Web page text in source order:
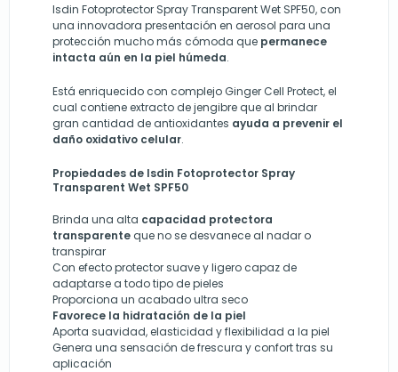
Isdin Fotoprotector Spray Transparent Wet SPF50, con
una innovadora presentación en aerosol para una
protección mucho más cómoda que permanece
intacta aún en la piel húmeda.
Está enriquecido con complejo Ginger Cell Protect, el
cual contiene extracto de jengibre que al brindar
gran cantidad de antioxidantes ayuda a prevenir el
daño oxidativo celular.
Propiedades de Isdin Fotoprotector Spray
Transparent Wet SPF50
Brinda una alta capacidad protectora
transparente que no se desvanece al nadar o
transpirar
Con efecto protector suave y ligero capaz de
adaptarse a todo tipo de pieles
Proporciona un acabado ultra seco
Favorece la hidratación de la piel
Aporta suavidad, elasticidad y flexibilidad a la piel
Genera una sensación de frescura y confort tras su
aplicación